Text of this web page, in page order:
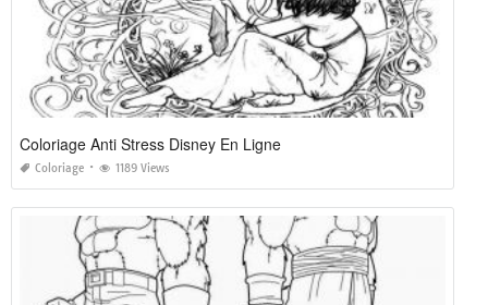
Coloriage Anti Stress Disney En Ligne
Coloriage 1189 Views